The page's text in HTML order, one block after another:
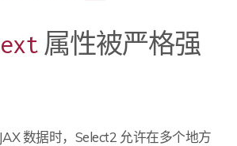
属性被严格强
数据时，Select2 允许在多个地方